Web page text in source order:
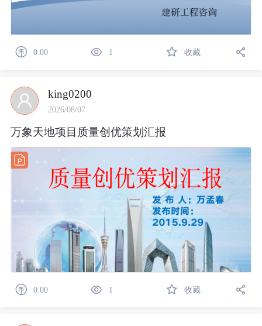
0.00 1 收藏
king0200
2026/08/07
万象天地项目质量创优策划汇报
0.00 1 收藏